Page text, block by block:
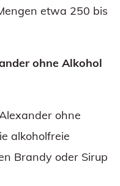
etwa 250 bis
ohne Alkohol
ohne
alkoholfreie
Brandy oder Sirup